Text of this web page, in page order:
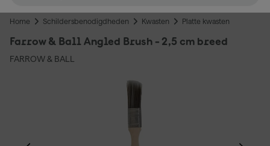
Home Schildersbenodigdheden Kwasten Platte kwasten
Farrow & Ball Angled Brush - 2,5 cm breed
FARROW & BALL